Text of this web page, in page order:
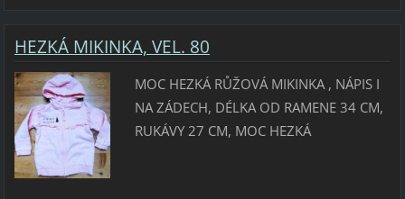
HEZKÁ MIKINKA, VEL. 80
MOC HEZKÁ RŮŽOVÁ MIKINKA , NÁPIS I
NA ZÁDECH, DÉLKA OD RAMENE 34 CM,
RUKÁVY 27 CM, MOC HEZKÁ